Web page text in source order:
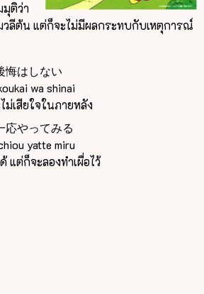
มุติว่า
วลีต้น แต่ก็จะไม่มีผลกระทบกับเหตุการณ์
悔はしない
wa shinai
ม่เสียใจในภายหลัง
応やってみる
yatte miru
แต่ก็จะลองทำเผื่อไว้